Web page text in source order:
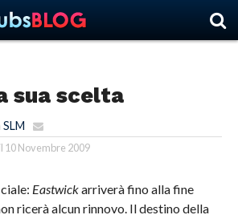
sua scelta
SLM
10 Novembre 2009
Eastwickarriverà fino alla fine
ricerà alcun rinnovo. Il destino della